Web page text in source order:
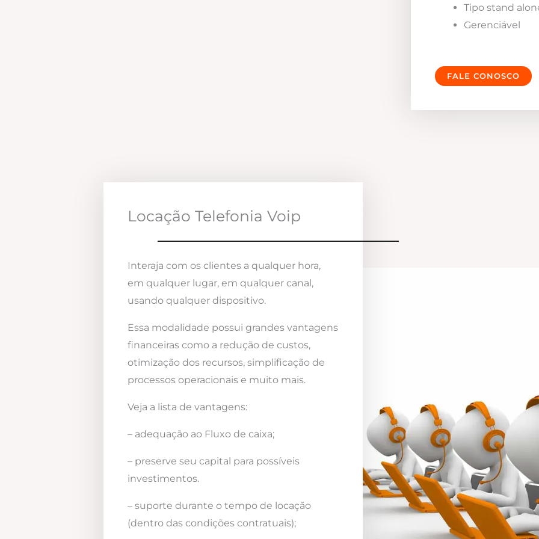
Tipo stand
Gerenciável
FALE CONOSCO
Locação Telefonia Voip
Interaja com os clientes a qualquer hora,
em qualquer lugar, em qualquer canal,
usando qualquer dispositivo.
Essa modalidade possui grandes vantagens
financeiras como a redução de custos,
otimização dos recursos, simplificação de
processos operacionais e muito mais.
Veja a lista de vantagens:
– adequação ao Fluxo de caixa;
– preserve seu capital para possíveis
investimentos.
– suporte durante o tempo de locação
(dentro das condições contratuais);